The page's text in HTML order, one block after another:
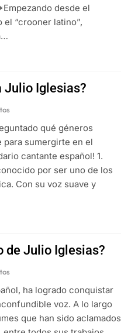
desde el
“crooner latino”,
Julio Iglesias?
qué géneros
para sumergirte en el
cantante español! 1.
por ser uno de los
Con su voz suave y
de Julio Iglesias?
ha logrado conquistar
voz. A lo largo
que han sido aclamados